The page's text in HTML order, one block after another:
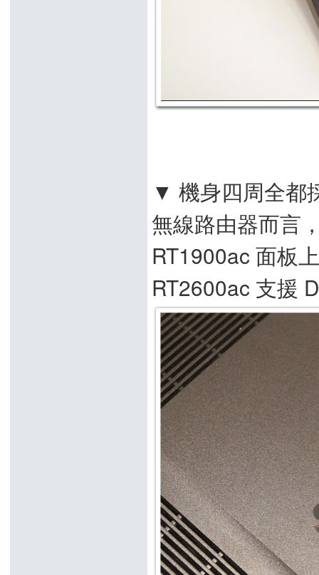
▼ 機身四周全都
無線路由器而言
RT1900ac 面板
RT2600ac 支援